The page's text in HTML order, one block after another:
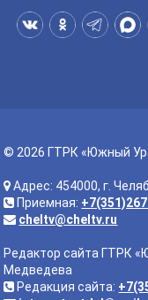
© 2026 ГТРК «Южный
Адрес: 454000, г.
Приемная:
cheltv@cheltv.ru
Редактор сайта ГТРК
Медведева
Редакция сайта: